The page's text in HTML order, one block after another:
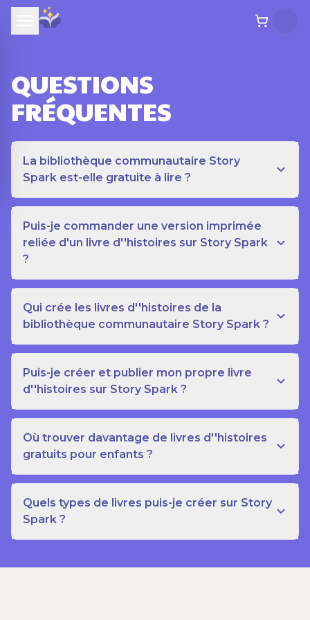
QUESTIONS
FRÉQUENTES
La bibliothèque communautaire Story
Spark est-elle gratuite à lire ?
Puis-je commander une version imprimée
reliée d'un livre d''histoires sur Story Spark
?
Qui crée les livres d''histoires de la
bibliothèque communautaire Story Spark ?
Puis-je créer et publier mon propre livre
d''histoires sur Story Spark ?
Où trouver davantage de livres d''histoires
gratuits pour enfants ?
Quels types de livres puis-je créer sur Story
Spark ?